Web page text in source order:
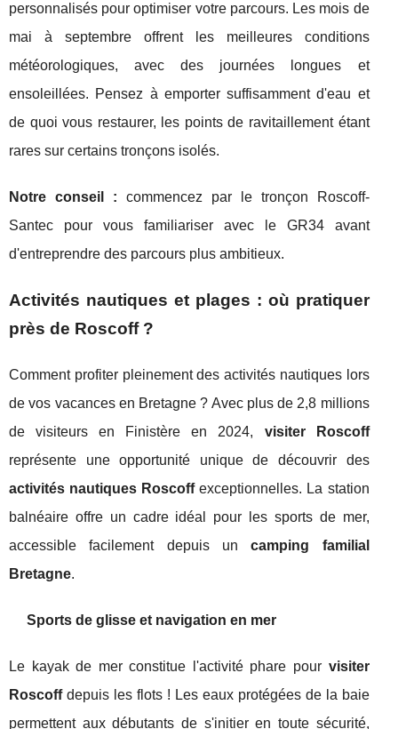
personnalisés pour optimiser votre parcours. Les mois de
mai à septembre offrent les meilleures conditions
météorologiques, avec des journées longues et
ensoleillées. Pensez à emporter suffisamment d'eau et
de quoi vous restaurer, les points de ravitaillement étant
rares sur certains tronçons isolés.
Notre conseil : commencez par le tronçon Roscoff-
Santec pour vous familiariser avec le GR34 avant
d'entreprendre des parcours plus ambitieux.
Activités nautiques et plages : où pratiquer
près de Roscoff ?
Comment profiter pleinement des activités nautiques lors
de vos vacances en Bretagne ? Avec plus de 2,8 millions
de visiteurs en Finistère en 2024, visiter Roscoff
représente une opportunité unique de découvrir des
activités nautiques Roscoffexceptionnelles. La station
balnéaire offre un cadre idéal pour les sports de mer,
accessible facilement depuis uncamping familial
Bretagne.
Sports de glisse et navigation en mer
Le kayak de mer constitue l'activité phare pour visiter
Roscoffdepuis les flots ! Les eaux protégées de la baie
permettent aux débutants de s'initier en toute sécurité,